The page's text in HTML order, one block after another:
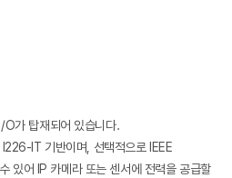
O가 탑재되어 있습니다.
IT 기반이며, 선택적으로 IEEE
어 IP 카메라 또는 센서에 전력을 공급할